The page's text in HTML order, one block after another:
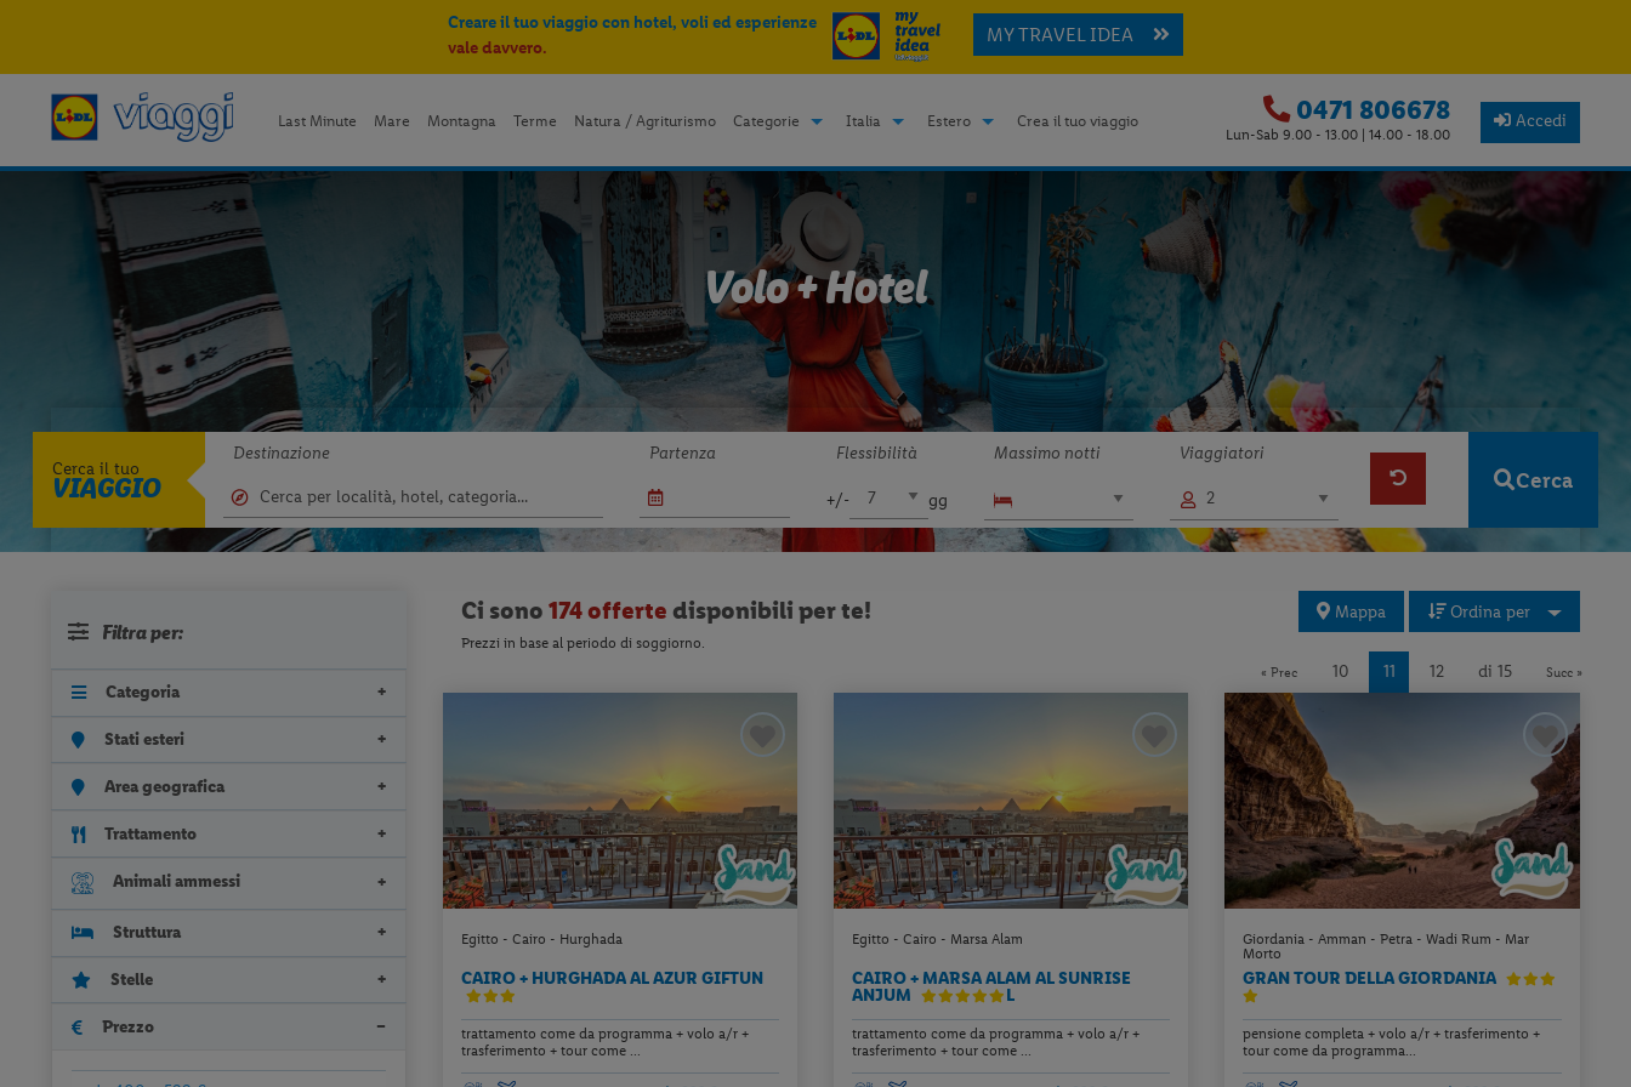
Creare il tuo viaggio con hotel, voli ed esperienze
vale davvero.
MY TRAVEL IDEA
Last Minute Mare Montagna Terme Natura / Agriturismo Categorie Italia Estero Crea il tuo viaggio 0471 806678
Lun-Sab 9.00 - 13.00 | 14.00 - 18.00
Accedi
Volo + Hotel
Cerca il tuo
VIAGGIO
Destinazione Partenza Flessibilità
+/- gg
Massimo notti Viaggiatori
Cerca
Filtra per:
Categoria
Stati esteri
Area geografica
Trattamento
Animali ammessi
Struttura
Stelle
Prezzo
Ci sono 174 offerte disponibili per te!
Prezzi in base al periodo di soggiorno.
Mappa Ordina per
« Prec 10 11 12 di 15 Succ »
Egitto - Cairo - Hurghada
CAIRO + HURGHADA AL AZUR GIFTUN
trattamento come da programma + volo a/r +
trasferimento + tour come ...
Egitto - Cairo - Marsa Alam
CAIRO + MARSA ALAM AL SUNRISE
ANJUM
L
trattamento come da programma + volo a/r +
trasferimento + tour come ...
Giordania - Amman - Petra - Wadi Rum - Mar
Morto
GRAN TOUR DELLA GIORDANIA
pensione completa + volo a/r + trasferimento +
tour come da programma...